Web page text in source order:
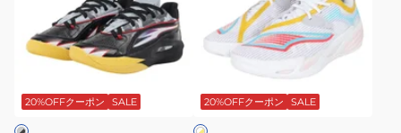
ィ
ス)SCOOT
ZEROS
20%OFFクーポン SALE
デ
ス)ALL-
PRO
20%OFFクーポン SALE
ホ
ワ
イ